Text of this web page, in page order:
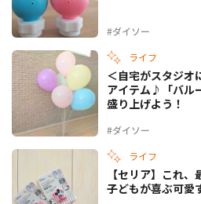
#ダイソー
ライフ
#ダイソー
＜自宅がスタジオ
アイテム♪「バル
盛り上げよう！
ライフ
【セリア】これ
子どもが喜ぶ可愛